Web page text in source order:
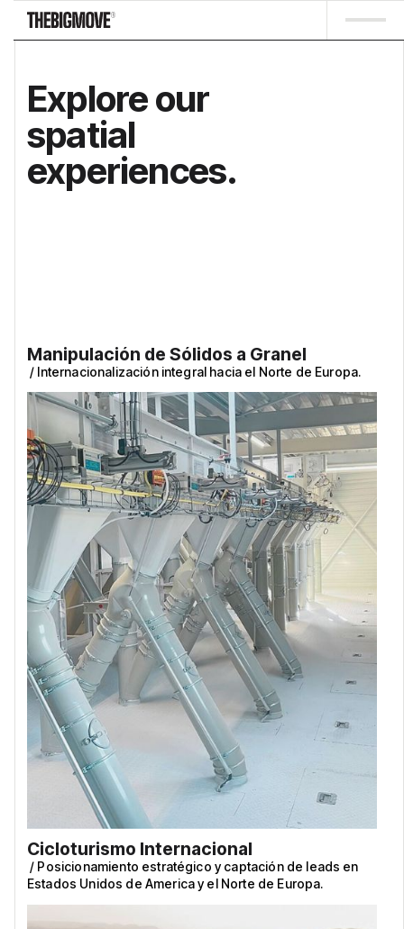
Explore our
spatial
experiences.
Manipulación de Sólidos a Granel
/ Internacionalización integral hacia el Norte de Europa.
Cicloturismo Internacional
/ Posicionamiento estratégico y captación de leads en
Estados Unidos de America y el Norte de Europa.